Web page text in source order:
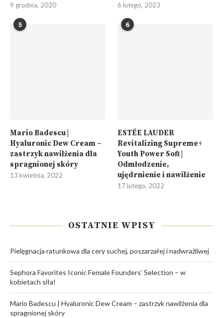
9 grudnia, 2020 6 lutego, 2023
5
Mario Badescu |
Hyaluronic Dew Cream –
zastrzyk nawilżenia dla
spragnionej skóry
13 kwietnia, 2022
6
ESTÉE LAUDER
Revitalizing Supreme+
Youth Power Soft |
Odmłodzenie,
ujędrnienie i nawilżenie
17 lutego, 2022
OSTATNIE WPISY
Pielęgnacja ratunkowa dla cery suchej, poszarzałej i nadwrażliwej
Sephora Favorites Iconic Female Founders’ Selection – w
kobietach siła!
Mario Badescu | Hyaluronic Dew Cream – zastrzyk nawilżenia dla
spragnionej skóry